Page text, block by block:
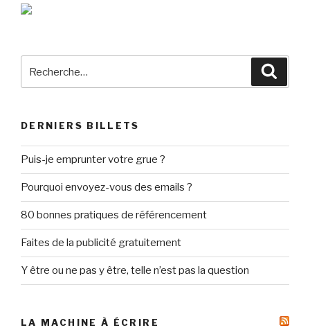
pour
DERNIERS BILLETS
Puis-je emprunter votre grue ?
Pourquoi envoyez-vous des emails ?
80 bonnes pratiques de référencement
Faites de la publicité gratuitement
Y être ou ne pas y être, telle n’est pas la question
LA MACHINE À ÉCRIRE